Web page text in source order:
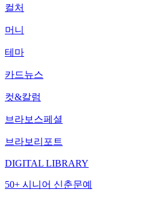
컬처
머니
테마
카드뉴스
컷&칼럼
브라보스페셜
브라보리포트
DIGITAL LIBRARY
50+ 시니어 신춘문예